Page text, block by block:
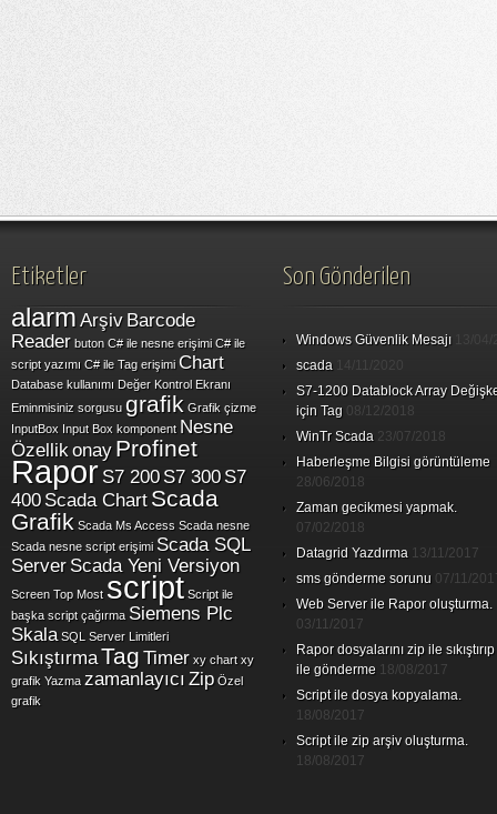
Etiketler
alarmArşiv Barcode
Reader buton C# ile nesne erişimi C# ile
script yazımı C# ile Tag erişimi Chart
Database kullanımı Değer Kontrol Ekranı
Eminmisiniz sorgusu grafik Grafik çizme
InputBox Input Box komponent Nesne
Özellikonay Profinet
Rapor S7 200 S7 300 S7
400 Scada Chart Scada
Grafik Scada Ms Access Scada nesne
Scada nesne script erişimi Scada SQL
Server Scada Yeni Versiyon
Screen Top Most script Script ile
başka script çağırma Siemens Plc
Skala SQL Server Limitleri
SıkıştırmaTag Timer xy chart xy
grafik Yazma zamanlayıcı Zip Özel
grafik
Son Gönderilen
Windows Güvenlik Mesajı
scada
S7-1200 Datablock Array
için Tag 08/12/2018
WinTr Scada 23/07/2018
Haberleşme Bilgisi görüntüleme
28/06/2018
Zaman gecikmesi yapmak.
07/02/2018
Datagrid Yazdırma 13/11/2017
sms gönderme sorunu 07/11/
Web Server ile Rapor oluşturma.
03/11/2017
Rapor dosyalarını zip ile
ile gönderme 18/08/2017
Script ile dosya kopyalama.
18/08/2017
Script ile zip arşiv oluşturma.
18/08/2017